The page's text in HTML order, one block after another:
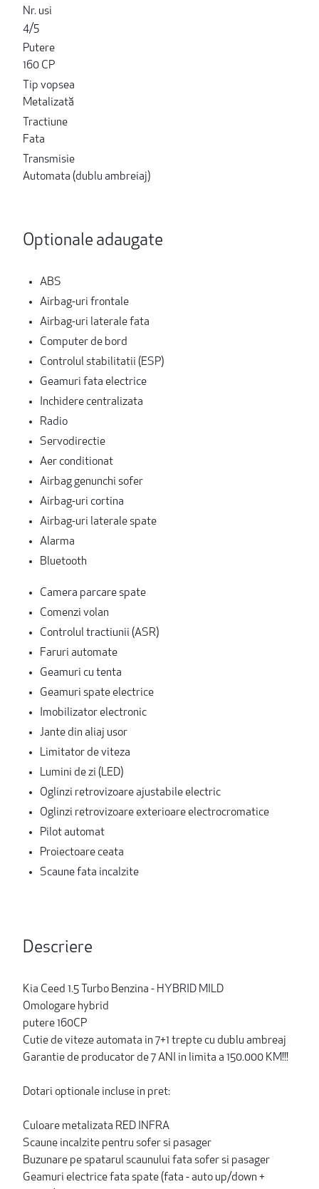
Nr. usi
4/5
Putere
160 CP
Tip vopsea
Metalizată
Tractiune
Fata
Transmisie
Automata (dublu ambreiaj)
Optionale adaugate
ABS
Airbag-uri frontale
Airbag-uri laterale fata
Computer de bord
Controlul stabilitatii (ESP)
Geamuri fata electrice
Inchidere centralizata
Radio
Servodirectie
Aer conditionat
Airbag genunchi sofer
Airbag-uri cortina
Airbag-uri laterale spate
Alarma
Bluetooth
Camera parcare spate
Comenzi volan
Controlul tractiunii (ASR)
Faruri automate
Geamuri cu tenta
Geamuri spate electrice
Imobilizator electronic
Jante din aliaj usor
Limitator de viteza
Lumini de zi (LED)
Oglinzi retrovizoare ajustabile electric
Oglinzi retrovizoare exterioare electrocromatice
Pilot automat
Proiectoare ceata
Scaune fata incalzite
Descriere
Kia Ceed 1.5 Turbo Benzina - HYBRID MILD
Omologare hybrid
putere 160CP
Cutie de viteze automata in 7+1 trepte cu dublu ambreaj
Garantie de producator de 7 ANI in limita a 150.000 KM!!!
Dotari optionale incluse in pret:
Culoare metalizata RED INFRA
Scaune incalzite pentru sofer si pasager
Buzunare pe spatarul scaunului fata sofer si pasager
Geamuri electrice fata spate (fata - auto up/down +